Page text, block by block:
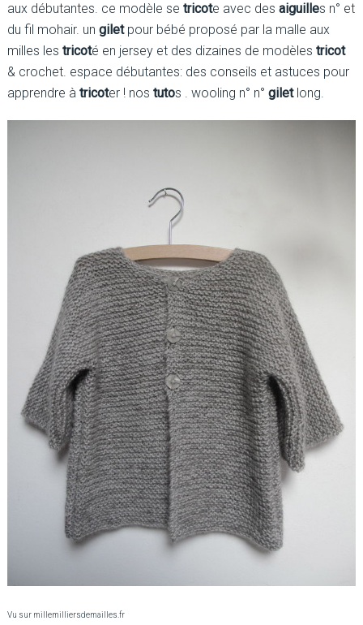
aux débutantes. ce modèle se tricote avec des aiguilles n° et
du fil mohair. un giletpour bébé proposé par la malle aux
milles les tricoté en jersey et des dizaines de modèles tricot
& crochet. espace débutantes: des conseils et astuces pour
apprendre à tricoter ! nos tutos . wooling n° n° giletlong.
Vu sur millemilliersdemailles.fr